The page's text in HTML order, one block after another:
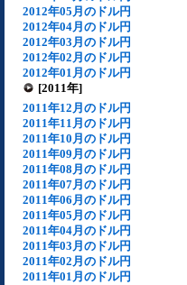
2012年05月のドル円
2012年04月のドル円
2012年03月のドル円
2012年02月のドル円
2012年01月のドル円
[2011年]
2011年12月のドル円
2011年11月のドル円
2011年10月のドル円
2011年09月のドル円
2011年08月のドル円
2011年07月のドル円
2011年06月のドル円
2011年05月のドル円
2011年04月のドル円
2011年03月のドル円
2011年02月のドル円
2011年01月のドル円